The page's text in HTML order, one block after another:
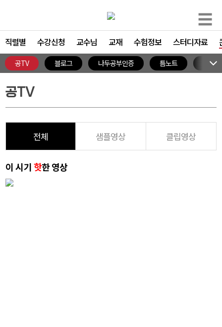
☰
직렬별 수강신청 교수님 교재 수험정보 스터디자료
공TV 블로그 나두공부인증 틈노트 이벤트
공TV
전체 샘플영상 클립영상
이 시기핫한 영상